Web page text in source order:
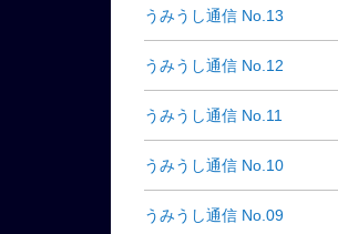
うみうし通信 No.13
うみうし通信 No.12
うみうし通信 No.11
うみうし通信 No.10
うみうし通信 No.09